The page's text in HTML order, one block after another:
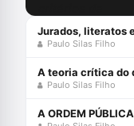
Paulo Silas Filho
Paulo Silas Filho